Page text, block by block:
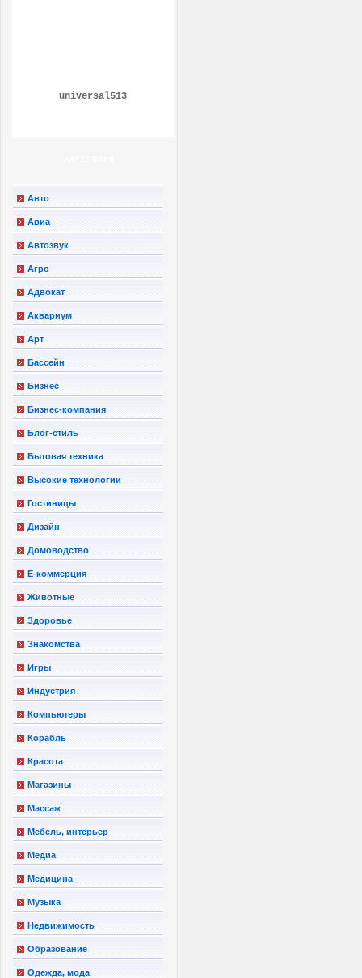
universal513
Авто
Авиа
Автозвук
Агро
Адвокат
Аквариум
Арт
Бассейн
Бизнес
Бизнес-компания
Блог-стиль
Бытовая техника
Высокие технологии
Гостиницы
Дизайн
Домоводство
Е-коммерция
Животные
Здоровье
Знакомства
Игры
Индустрия
Компьютеры
Корабль
Красота
Магазины
Массаж
Мебель, интерьер
Медиа
Медицина
Музыка
Недвижимость
Образование
Одежда, мода